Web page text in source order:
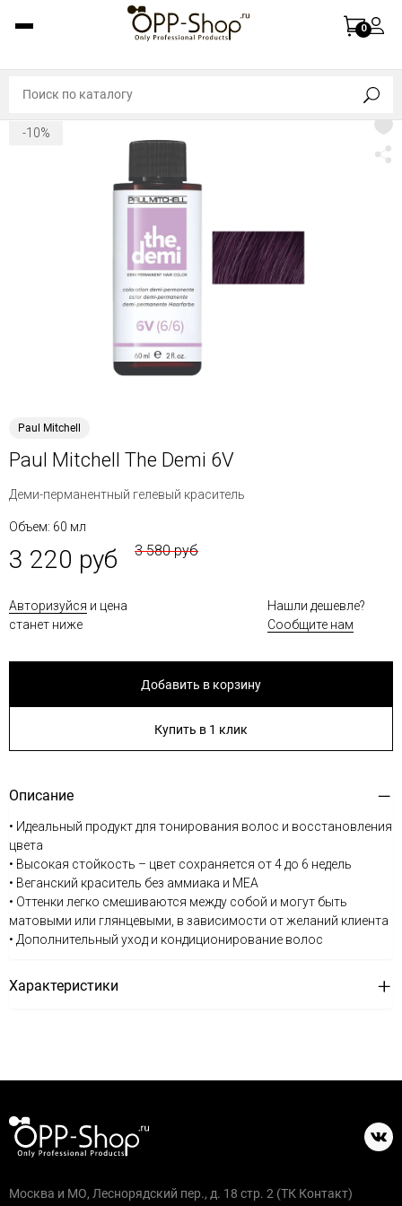
0
-10%
Paul Mitchell
Paul Mitchell The Demi 6V
Деми-перманентный гелевый краситель
Объем: 60 мл
3 220 руб 3 580 руб
Авторизуйся и цена
станет ниже
Нашли дешевле?
Сообщите нам
Добавить в корзину
Купить в 1 клик
Описание
• Идеальный продукт для тонирования волос и восстановления
цвета
• Высокая стойкость – цвет сохраняется от 4 до 6 недель
• Веганский краситель без аммиака и MEA
• Оттенки легко смешиваются между собой и могут быть
матовыми или глянцевыми, в зависимости от желаний клиента
• Дополнительный уход и кондиционирование волос
Характеристики
Москва и МО, Леснорядский пер., д. 18 стр. 2 (ТК Контакт)